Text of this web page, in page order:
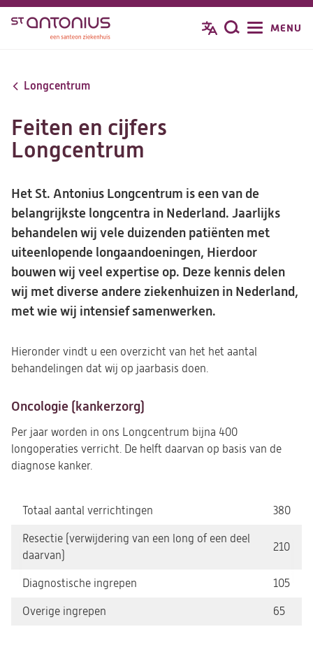
Overslaan
inhoud
Zoeken
MENU
Longcentrum
Feiten en cijfers
Longcentrum
Het St. Antonius Longcentrum is een van de
belangrijkste longcentra in Nederland. Jaarlijks
behandelen wij vele duizenden patiënten met
uiteenlopende longaandoeningen, Hierdoor
bouwen wij veel expertise op. Deze kennis delen
wij met diverse andere ziekenhuizen in Nederland,
met wie wij intensief samenwerken.
Hieronder vindt u een overzicht van het het aantal
behandelingen dat wij op jaarbasis doen.
Oncologie (kankerzorg)
Per jaar worden in ons Longcentrum bijna 400
longoperaties verricht. De helft daarvan op basis van de
diagnose kanker.
Totaal aantal verrichtingen 380
Resectie (verwijdering van een long of een deel
daarvan)
210
Diagnostische ingrepen 105
Overige ingrepen 65